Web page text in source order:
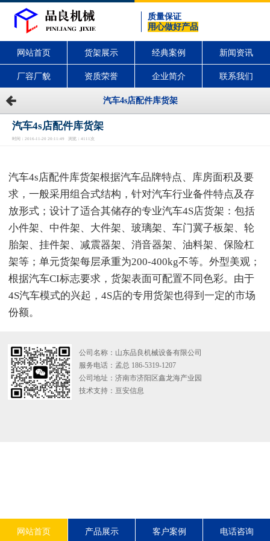
质量保证
用心做好产品
网站首页 货架展示 经典案例 新闻资讯
厂容厂貌 资质荣誉 企业简介 联系我们
汽车4s店配件库货架
汽车4s店配件库货架
时间：2016-11-20 20:11:49 浏览：4111次
汽车4s店配件库货架根据汽车品牌特点、库房面积及要
求，一般采用组合式结构，针对汽车行业备件特点及存
放形式；设计了适合其储存的专业汽车4S店货架：包括
小件架、中件架、大件架、玻璃架、车门冀子板架、轮
胎架、挂件架、减震器架、消音器架、油料架、保险杠
架等；单元货架每层承重为200-400kg不等。外型美观；
根据汽车CI标志要求，货架表面可配置不同色彩。由于
4S汽车模式的兴起，4S店的专用货架也得到一定的市场
份额。
公司名称：山东品良机械设备有限公司
服务电话：孟总 186-5319-1207
公司地址：济南市济阳区鑫龙海产业园
技术支持： 亘安信息
网站首页 产品展示 客户案例 电话咨询